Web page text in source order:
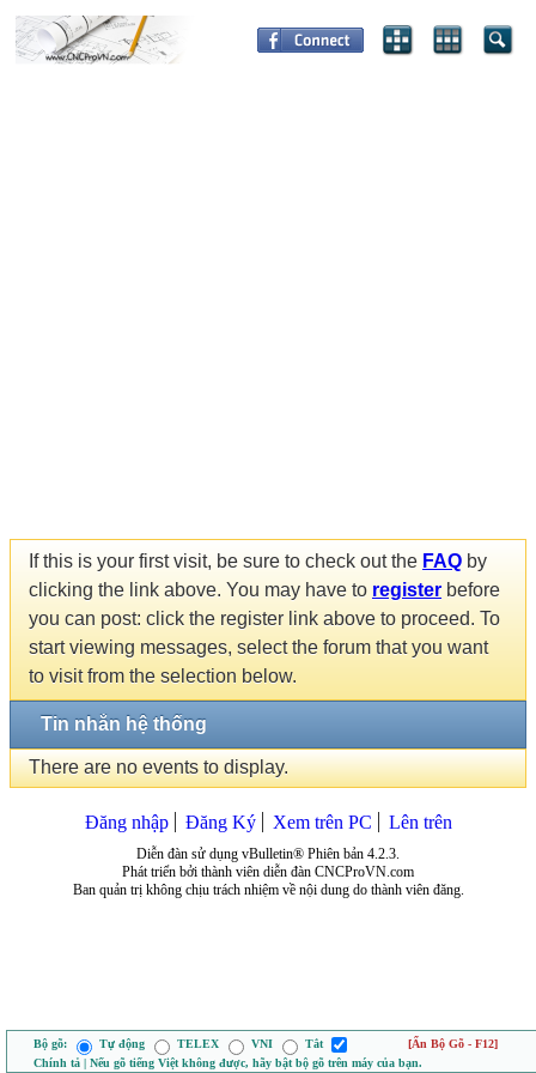
If this is your first visit, be sure to check out the FAQ by
clicking the link above. You may have to register before
you can post: click the register link above to proceed. To
start viewing messages, select the forum that you want
to visit from the selection below.
Tin nhắn hệ thống
There are no events to display.
Đăng nhập Đăng Ký Xem trên PC Lên trên
Diễn đàn sử dụng vBulletin® Phiên bản 4.2.3.
Phát triển bởi thành viên diễn đàn CNCProVN.com
Ban quản trị không chịu trách nhiệm về nội dung do thành viên đăng.
Bộ gõ: Tự động TELEX VNI Tắt
[Ẩn Bộ Gõ - F12]
Chính tả | Nếu gõ tiếng Việt không được, hãy bật bộ gõ trên máy của bạn.